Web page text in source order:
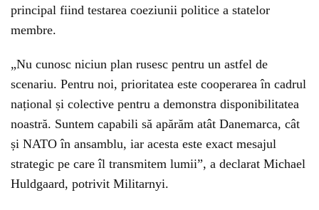
principal fiind testarea coeziunii politice a statelor
membre.
„Nu cunosc niciun plan rusesc pentru un astfel de
scenariu. Pentru noi, prioritatea este cooperarea în cadrul
național și colective pentru a demonstra disponibilitatea
noastră. Suntem capabili să apărăm atât Danemarca, cât
și NATO în ansamblu, iar acesta este exact mesajul
strategic pe care îl transmitem lumii”, a declarat Michael
Huldgaard, potrivit Militarnyi.